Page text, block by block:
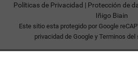
Políticas de Privacidad | Protección de
Iñigo Biain
Este sitio esta protegido por Google
privacidad de Googley Terminos del